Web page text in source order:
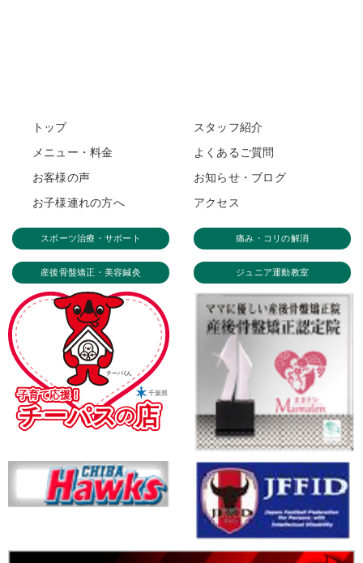
トップ
スタッフ紹介
メニュー・料金
よくあるご質問
お客様の声
お知らせ・ブログ
お子様連れの方へ
アクセス
スポーツ治療・サポート 痛み・コリの解消
産後骨盤矯正・美容鍼灸 ジュニア運動教室